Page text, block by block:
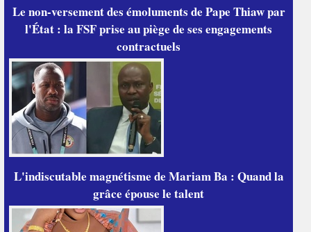
Le non-versement des émoluments de Pape Thiaw par
l'État : la FSF prise au piège de ses engagements
contractuels
L'indiscutable magnétisme de Mariam Ba : Quand la
grâce épouse le talent